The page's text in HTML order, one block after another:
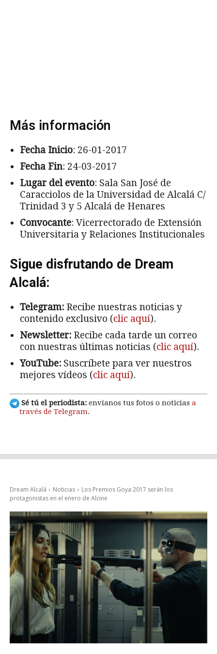
Más información
Fecha Inicio: 26-01-2017
Fecha Fin: 24-03-2017
Lugar del evento: Sala San José de
Caracciolos de la Universidad de Alcalá C/
Trinidad 3 y 5 Alcalá de Henares
Convocante: Vicerrectorado de Extensión
Universitaria y Relaciones Institucionales
Sigue disfrutando de Dream
Alcalá:
Telegram: Recibe nuestras noticias y
contenido exclusivo (clic aquí).
Newsletter: Recibe cada tarde un correo
con nuestras últimas noticias (clic aquí).
YouTube: Suscríbete para ver nuestros
mejores vídeos (clic aquí).
Sé tú el periodista: envíanos tus fotos o noticias a
través de Telegram.